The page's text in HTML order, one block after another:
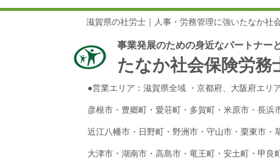
滋賀県の社労士｜人事・労務管理に強いたなか社
事業発展のための身近なパートナー
たなか社会保険労務
●営業エリア：滋賀県全域 ・京都府、大阪府エリア
彦根市・豊郷町・愛荘町・多賀町・米原市・長浜
近江八幡市・日野町・野洲市・守山市・栗東市・
大津市・湖南市・高島市・竜王町・安土町・甲良